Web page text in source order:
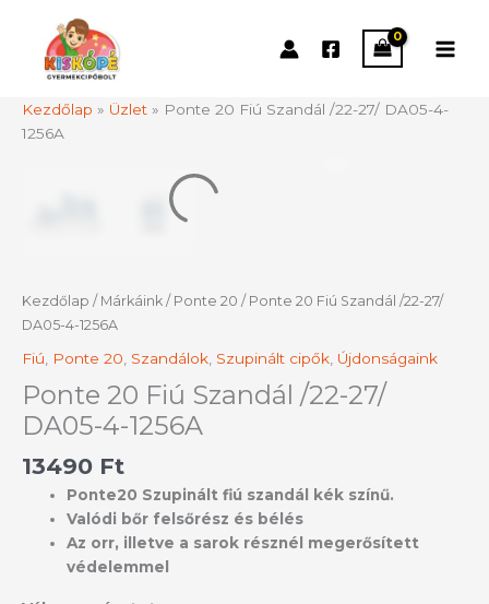
content
Kezdőlap » Üzlet » Ponte 20 Fiú Szandál /22-27/ DA05-4-
1256A
Kezdőlap / Márkáink / Ponte 20 / Ponte 20 Fiú Szandál /22-27/
DA05-4-1256A
Fiú Ponte 20 Szandálok Szupinált cipők Újdonságaink
Ponte 20 Fiú Szandál /22-27/
DA05-4-1256A
13490 Ft
Ponte20 Szupinált fiú szandál kék színű.
Valódi bőr felsőrész és bélés
Az orr, illetve a sarok résznél megerősített
védelemmel
DA05-
4-